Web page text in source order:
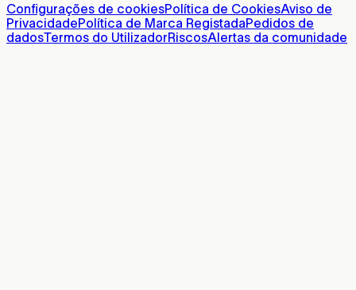
Configurações de cookiesPolítica de CookiesAviso de
PrivacidadePolítica de Marca RegistadaPedidos de
dadosTermos do UtilizadorRiscosAlertas da comunidade